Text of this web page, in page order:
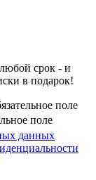
срок - и
в подарок!
поле
поле
данных